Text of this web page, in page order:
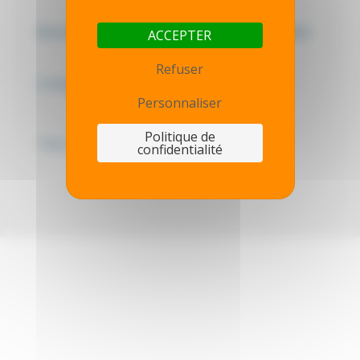
Mentions légales - Politique de confidentialité
ACCEPTER
Refuser
Personnaliser
Politique de
confidentialité